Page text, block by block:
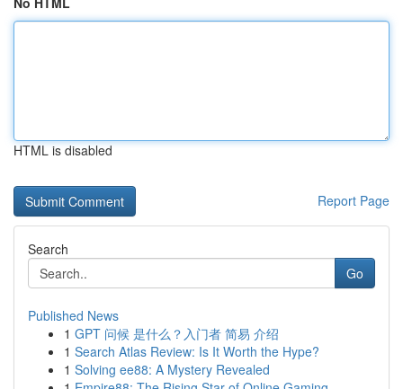
HTML is disabled
Report Page
Search
Go
Published News
1 GPT 问候 是什么？入门者 简易 介绍
1 Search Atlas Review: Is It Worth the Hype?
1 Solving ee88: A Mystery Revealed